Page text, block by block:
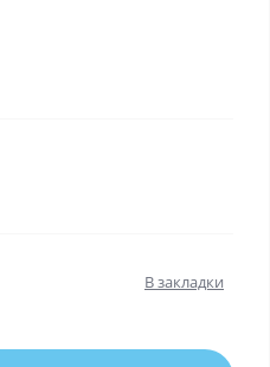
В закладки